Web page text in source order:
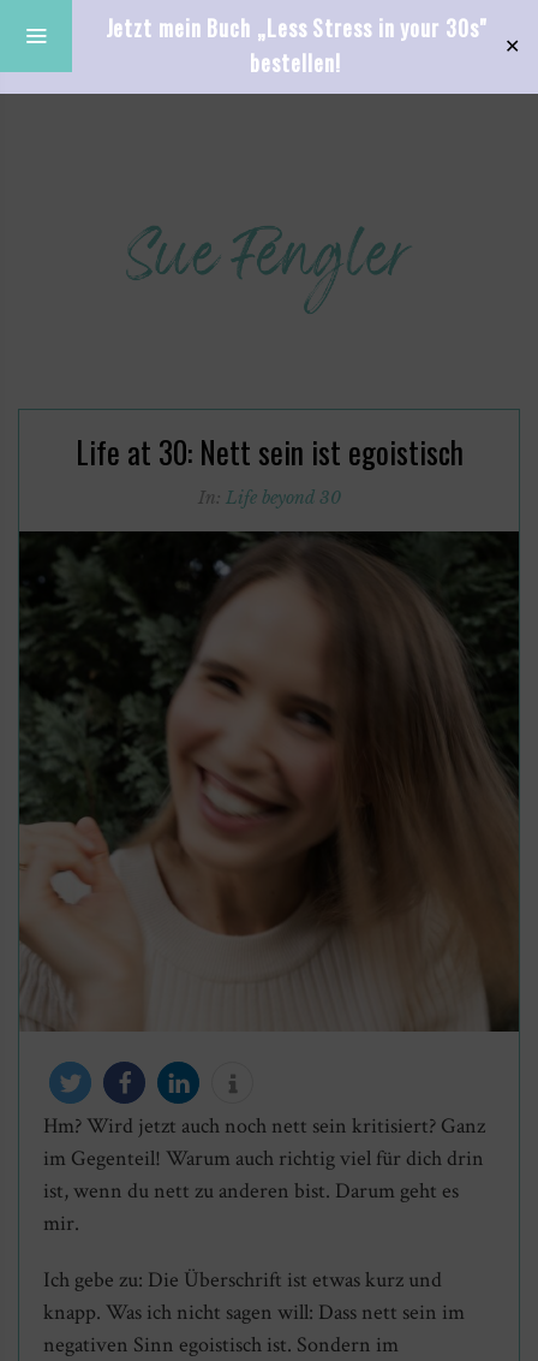
Jetzt mein Buch „Less Stress in your 30s"
bestellen!
✕
Life at 30: Nett sein ist egoistisch
In: Life beyond 30
twittern teilen mitteileninfo
Hm? Wird jetzt auch noch nett sein kritisiert? Ganz
im Gegenteil! Warum auch richtig viel für dich drin
ist, wenn du nett zu anderen bist. Darum geht es
mir.
Ich gebe zu: Die Überschrift ist etwas kurz und
knapp. Was ich nicht sagen will: Dass nett sein im
negativen Sinn egoistisch ist. Sondern im